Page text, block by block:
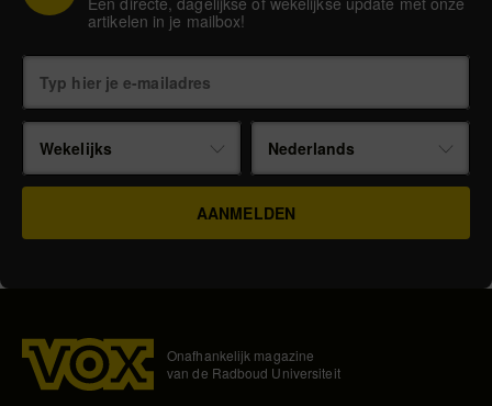
artikelen in je mailbox!
Wekelijks Nederlands
Onafhankelijk magazine
van de Radboud Universiteit